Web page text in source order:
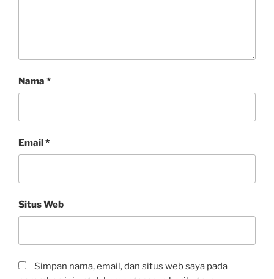
Nama *
Email*
Situs Web
Simpan nama, email, dan situs web saya pada